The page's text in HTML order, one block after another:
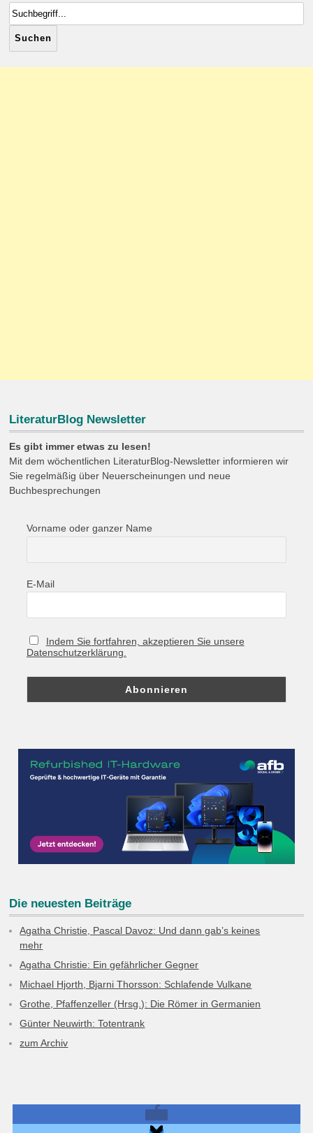
LiteraturBlog Newsletter
Es gibt immer etwas zu lesen!
Mit dem wöchentlichen LiteraturBlog-Newsletter informieren wir
Sie regelmäßig über Neuerscheinungen und neue
Buchbesprechungen
Vorname oder ganzer Name
E-Mail
Indem Sie fortfahren, akzeptieren Sie unsere
Datenschutzerklärung.
Die neuesten Beiträge
Agatha Christie, Pascal Davoz: Und dann gab’s keines
mehr
Agatha Christie: Ein gefährlicher Gegner
Michael Hjorth, Bjarni Thorsson: Schlafende Vulkane
Grothe, Pfaffenzeller (Hrsg.): Die Römer in Germanien
Günter Neuwirth: Totentrank
zum Archiv